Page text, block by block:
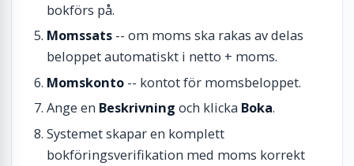
bokförs på.
Momssats -- om moms ska rakas av delas
beloppet automatiskt i netto + moms.
Momskonto -- kontot för momsbeloppet.
Ange en Beskrivning och klicka Boka.
Systemet skapar en komplett
bokföringsverifikation med moms korrekt